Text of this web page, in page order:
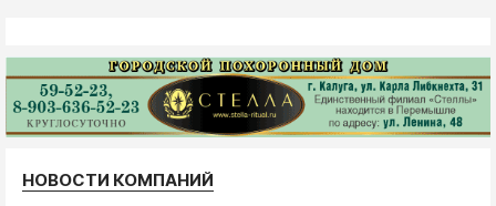
НОВОСТИ КОМПАНИЙ